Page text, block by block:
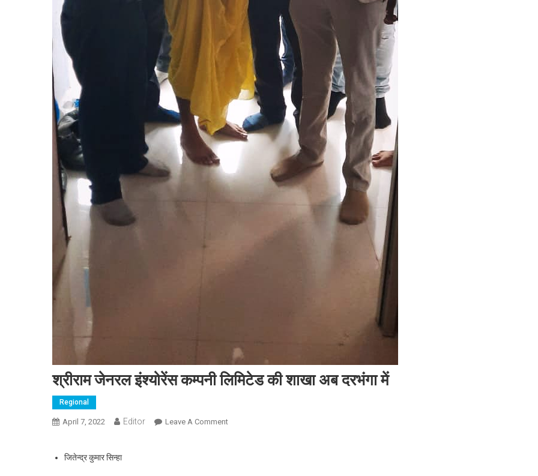
श्रीराम जेनरल इंश्योरेंस कम्पनी लिमिटेड की शाखा अब दरभंगा में
Regional
April 7, 2022 Editor Leave A Comment
जितेन्द्र कुमार सिन्हा